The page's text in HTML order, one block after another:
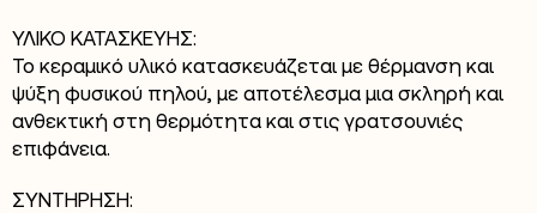
ΥΛΙΚΟ ΚΑΤΑΣΚΕΥΗΣ:
Το κεραμικό υλικό κατασκευάζεται με θέρμανση και
ψύξη φυσικού πηλού, με αποτέλεσμα μια σκληρή και
ανθεκτική στη θερμότητα και στις γρατσουνιές
επιφάνεια.
ΣΥΝΤΗΡΗΣΗ: